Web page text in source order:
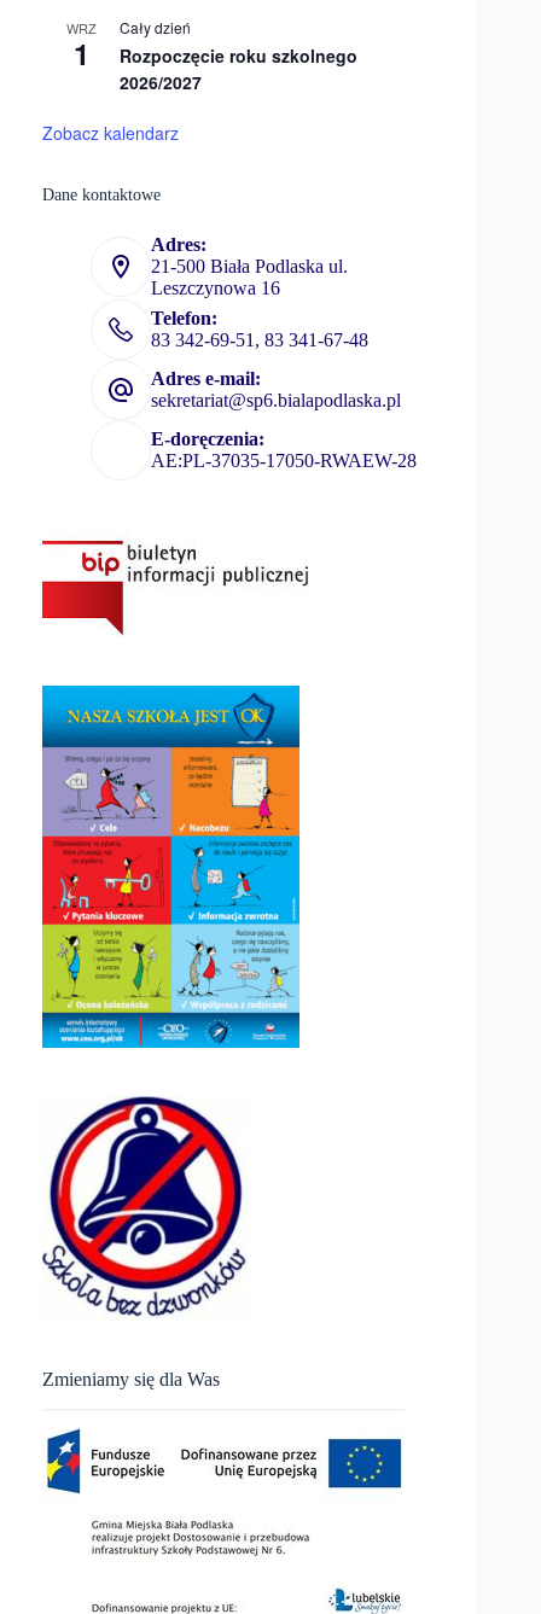
WRZ
1
Cały dzień
Rozpoczęcie roku szkolnego
2026/2027
Zobacz kalendarz
Dane kontaktowe
Adres:
21-500 Biała Podlaska ul.
Leszczynowa 16
Telefon:
83 342-69-51, 83 341-67-48
Adres e-mail:
sekretariat@sp6.bialapodlaska.pl
E-doręczenia:
AE:PL-37035-17050-RWAEW-28
Zmieniamy się dla Was